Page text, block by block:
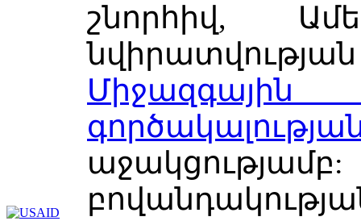
շնորհիվ,